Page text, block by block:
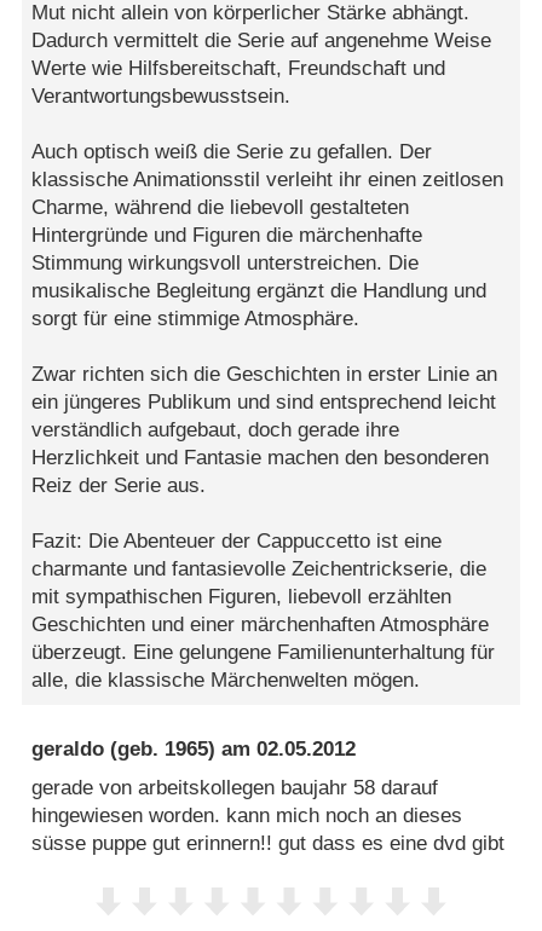
Mut nicht allein von körperlicher Stärke abhängt.
Dadurch vermittelt die Serie auf angenehme Weise
Werte wie Hilfsbereitschaft, Freundschaft und
Verantwortungsbewusstsein.
Auch optisch weiß die Serie zu gefallen. Der
klassische Animationsstil verleiht ihr einen zeitlosen
Charme, während die liebevoll gestalteten
Hintergründe und Figuren die märchenhafte
Stimmung wirkungsvoll unterstreichen. Die
musikalische Begleitung ergänzt die Handlung und
sorgt für eine stimmige Atmosphäre.
Zwar richten sich die Geschichten in erster Linie an
ein jüngeres Publikum und sind entsprechend leicht
verständlich aufgebaut, doch gerade ihre
Herzlichkeit und Fantasie machen den besonderen
Reiz der Serie aus.
Fazit: Die Abenteuer der Cappuccetto ist eine
charmante und fantasievolle Zeichentrickserie, die
mit sympathischen Figuren, liebevoll erzählten
Geschichten und einer märchenhaften Atmosphäre
überzeugt. Eine gelungene Familienunterhaltung für
alle, die klassische Märchenwelten mögen.
geraldo (geb. 1965) am02.05.2012
gerade von arbeitskollegen baujahr 58 darauf
hingewiesen worden. kann mich noch an dieses
süsse puppe gut erinnern!! gut dass es eine dvd gibt